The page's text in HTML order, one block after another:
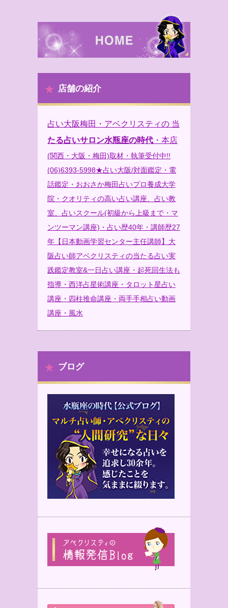
店舗の紹介
占い大阪梅田・アベクリスティの 当
たる占いサロン水瓶座の時代 ・本店
(関西・大阪・梅田)取材・執筆受付中!!
(06)6393-5998★占い大阪/対面鑑定・電
話鑑定・おおさか梅田占いプロ養成大学
院・クオリティの高い占い講座、占い教
室、占いスクール(初級から上級まで・マ
ンツーマン講座)・占い歴40年・講師歴27
年【日本動画学習センター主任講師】大
阪占い師アベクリスティの当たる占い実
践鑑定教室&一日占い講座・起死回生法も
指導・西洋占星術講座・タロット星占い
講座・四柱推命講座・両手手相占い動画
講座・風水
ブログ